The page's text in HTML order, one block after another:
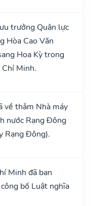
trưởng Quân lực
Hòa Cao Văn
Hoa Kỳ trong
Minh.
về thǎm Nhà máy
nước Rạng Đông
Rạng Đông).
Minh đã ban
bố Luật nghĩa